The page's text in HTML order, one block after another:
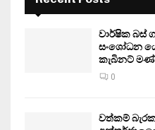
වාර්ෂික බස්
සංශෝධන
කැබිනට්
0
වත්කම්